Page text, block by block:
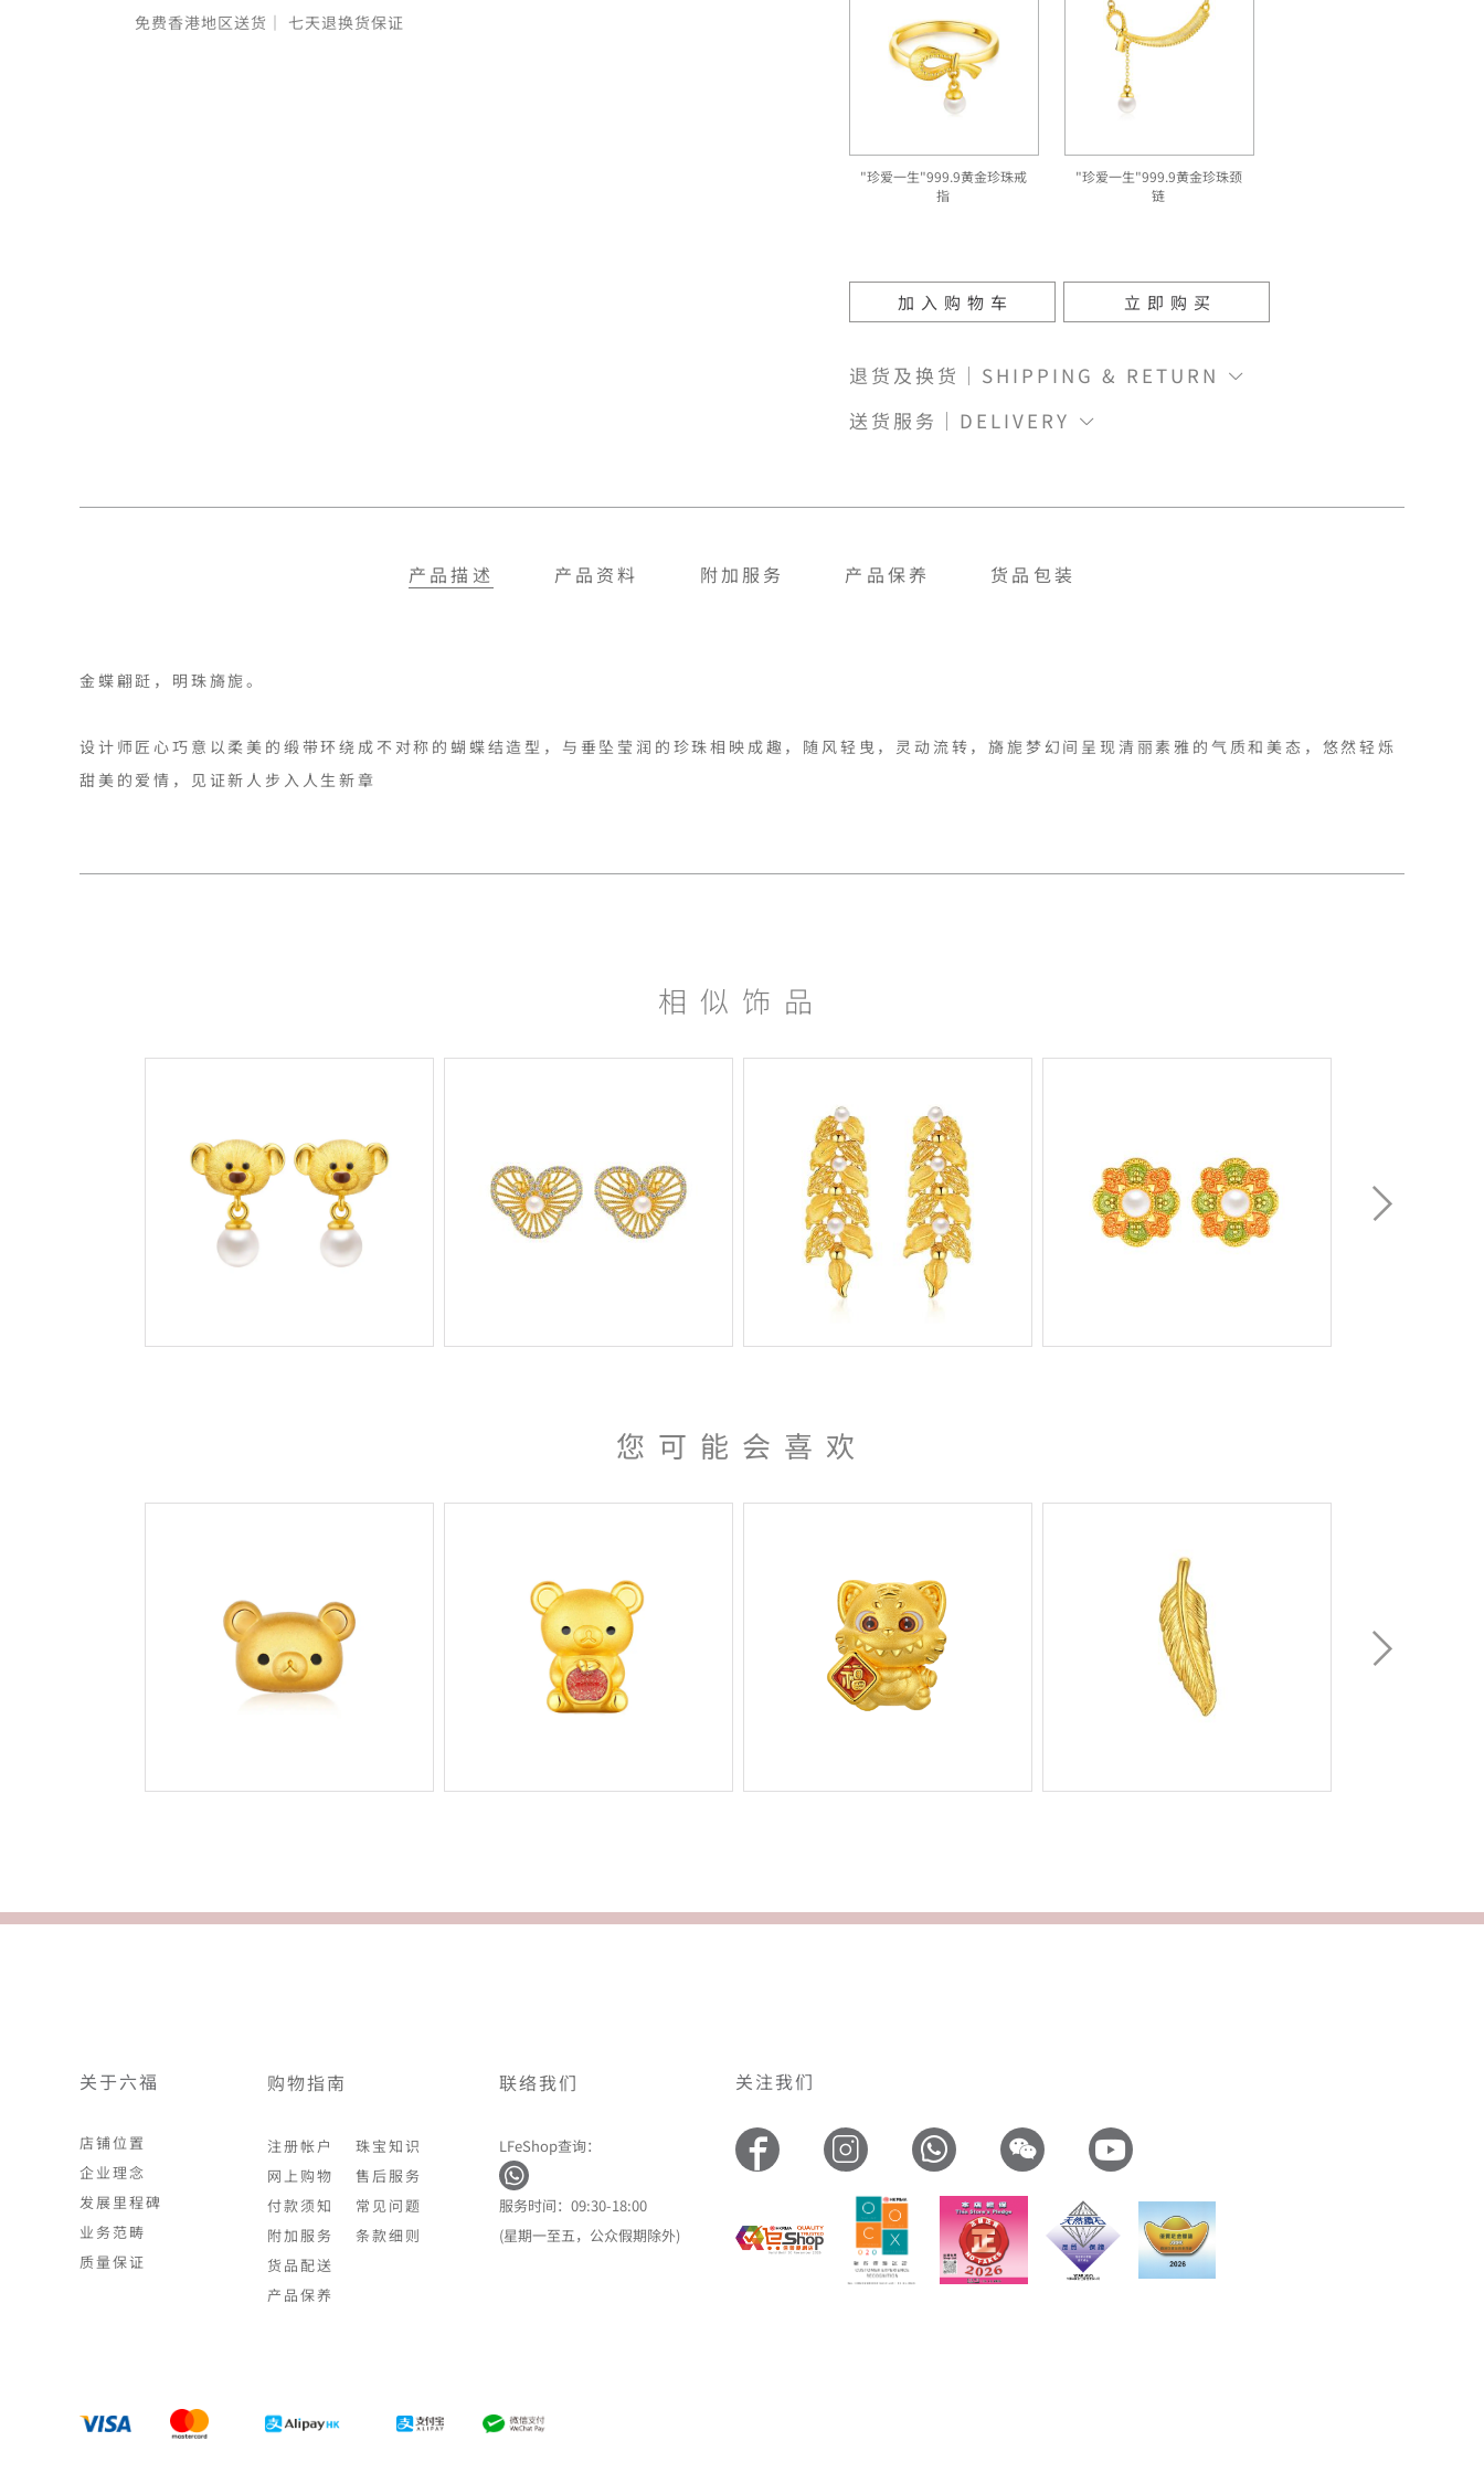
免费香港地区送货｜ 七天退换货保证
"珍爱一生"999.9黄金珍珠戒
指
"珍爱一生"999.9黄金珍珠颈
链
加入购物车 立即购买
退货及换货｜SHIPPING & RETURN
送货服务｜DELIVERY
产品描述 产品资料 附加服务 产品保养 货品包装
金蝶翩跹，明珠旖旎。
设计师匠心巧意以柔美的缎带环绕成不对称的蝴蝶结造型，与垂坠莹润的珍珠相映成趣，随风轻曳，灵动流转，旖旎梦幻间呈现清丽素雅的气质和美态，悠然轻烁
甜美的爱情，见证新人步入人生新章
相似饰品
您可能会喜欢
关于六福
店铺位置
企业理念
发展里程碑
业务范畴
质量保证
购物指南
注册帐户
网上购物
付款须知
附加服务
货品配送
产品保养
珠宝知识
售后服务
常见问题
条款细则
联络我们
LFeShop查询：
服务时间：09:30-18:00
(星期一至五，公众假期除外)
关注我们